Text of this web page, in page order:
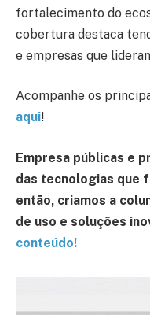
fortalecimento do
cobertura destaca
e empresas que
Acompanhe os
aqui!
Empresa públicas e
das tecnologias que
então, criamos a
de uso e soluções
conteúdo!